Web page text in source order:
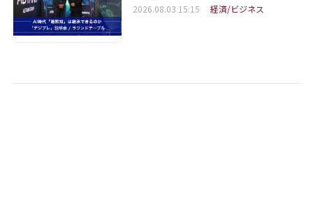
2026.08.03 15:15 経済/ビジネス